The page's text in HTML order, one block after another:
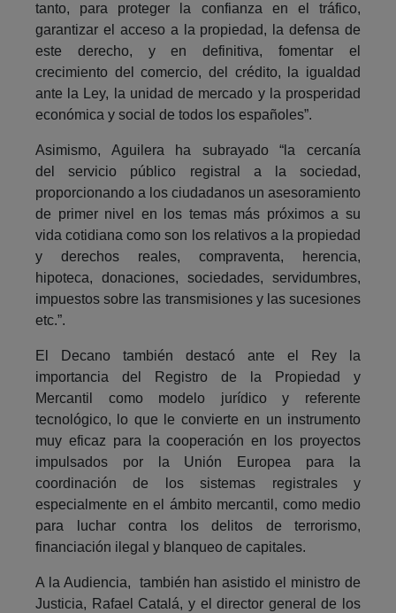
tanto, para proteger la confianza en el tráfico,
garantizar el acceso a la propiedad, la defensa de
este derecho, y en definitiva, fomentar el
crecimiento del comercio, del crédito, la igualdad
ante la Ley, la unidad de mercado y la prosperidad
económica y social de todos los españoles”.
Asimismo, Aguilera ha subrayado “la cercanía
del servicio público registral a la sociedad,
proporcionando a los ciudadanos un asesoramiento
de primer nivel en los temas más próximos a su
vida cotidiana como son los relativos a la propiedad
y derechos reales, compraventa, herencia,
hipoteca, donaciones, sociedades, servidumbres,
impuestos sobre las transmisiones y las sucesiones
etc.”.
El Decano también destacó ante el Rey la
importancia del Registro de la Propiedad y
Mercantil como modelo jurídico y referente
tecnológico, lo que le convierte en un instrumento
muy eficaz para la cooperación en los proyectos
impulsados por la Unión Europea para la
coordinación de los sistemas registrales y
especialmente en el ámbito mercantil, como medio
para luchar contra los delitos de terrorismo,
financiación ilegal y blanqueo de capitales.
A la Audiencia, también han asistido el ministro de
Justicia, Rafael Catalá, y el director general de los